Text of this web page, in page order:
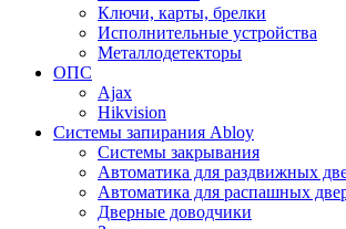
Ключи, карты, брелки
Исполнительные устройства
Металлодетекторы
ОПС
Ajax
Hikvision
Системы запирания Abloy
Cистемы закрывания
Автоматика для раздвижных
Автоматика для распашных
Дверные доводчики